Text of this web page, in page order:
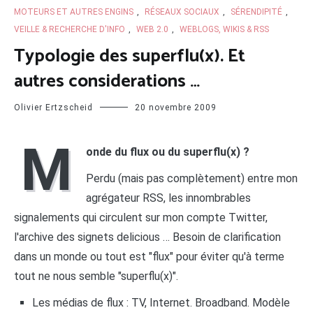
MOTEURS ET AUTRES ENGINS
RÉSEAUX SOCIAUX SÉRENDIPITÉ
VEILLE & RECHERCHE D'INFO
WEB 2.0 WEBLOGS, WIKIS & RSS
Typologie des superflu(x). Et
autres considerations …
Olivier Ertzscheid 20 novembre 2009
M
onde du flux ou du superflu(x) ?
Perdu (mais pas complètement) entre mon
agrégateur RSS, les innombrables
signalements qui circulent sur mon compte Twitter,
l'archive des signets delicious … Besoin de clarification
dans un monde ou tout est "flux" pour éviter qu'à terme
tout ne nous semble "superflu(x)".
Les médias de flux : TV, Internet. Broadband. Modèle